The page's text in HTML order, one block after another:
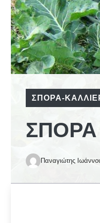
ΣΠΟΡΆ-
ΣΠΟΡΆ
Παναγιώτης